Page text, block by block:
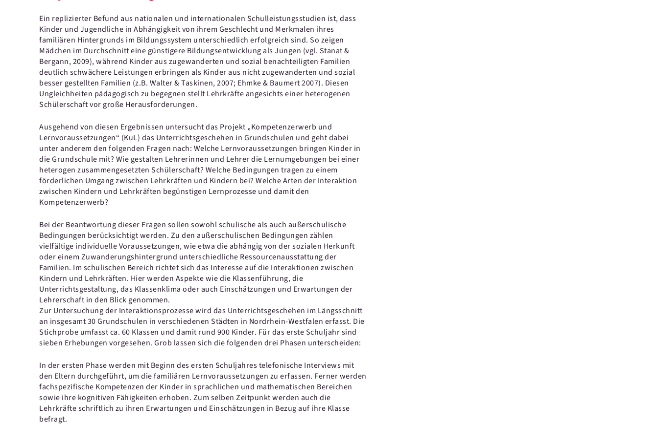
Ein replizierter Befund aus nationalen und internationalen Schulleistungsstudien ist, dass
Kinder und Jugendliche in Abhängigkeit von ihrem Geschlecht und Merkmalen ihres
familiären Hintergrunds im Bildungssystem unterschiedlich erfolgreich sind. So zeigen
Mädchen im Durchschnitt eine günstigere Bildungsentwicklung als Jungen (vgl. Stanat &
Bergann, 2009), während Kinder aus zugewanderten und sozial benachteiligten Familien
deutlich schwächere Leistungen erbringen als Kinder aus nicht zugewanderten und sozial
besser gestellten Familien (z.B. Walter & Taskinen, 2007; Ehmke & Baumert 2007). Diesen
Ungleichheiten pädagogisch zu begegnen stellt Lehrkräfte angesichts einer heterogenen
Schülerschaft vor große Herausforderungen.
Ausgehend von diesen Ergebnissen untersucht das Projekt „Kompetenzerwerb und
Lernvoraussetzungen“ (KuL) das Unterrichtsgeschehen in Grundschulen und geht dabei
unter anderem den folgenden Fragen nach: Welche Lernvoraussetzungen bringen Kinder in
die Grundschule mit? Wie gestalten Lehrerinnen und Lehrer die Lernumgebungen bei einer
heterogen zusammengesetzten Schülerschaft? Welche Bedingungen tragen zu einem
förderlichen Umgang zwischen Lehrkräften und Kindern bei? Welche Arten der Interaktion
zwischen Kindern und Lehrkräften begünstigen Lernprozesse und damit den
Kompetenzerwerb?
Bei der Beantwortung dieser Fragen sollen sowohl schulische als auch außerschulische
Bedingungen berücksichtigt werden. Zu den außerschulischen Bedingungen zählen
vielfältige individuelle Voraussetzungen, wie etwa die abhängig von der sozialen Herkunft
oder einem Zuwanderungshintergrund unterschiedliche Ressourcenausstattung der
Familien. Im schulischen Bereich richtet sich das Interesse auf die Interaktionen zwischen
Kindern und Lehrkräften. Hier werden Aspekte wie die Klassenführung, die
Unterrichtsgestaltung, das Klassenklima oder auch Einschätzungen und Erwartungen der
Lehrerschaft in den Blick genommen.
Zur Untersuchung der Interaktionsprozesse wird das Unterrichtsgeschehen im Längsschnitt
an insgesamt 30 Grundschulen in verschiedenen Städten in Nordrhein-Westfalen erfasst. Die
Stichprobe umfasst ca. 60 Klassen und damit rund 900 Kinder. Für das erste Schuljahr sind
sieben Erhebungen vorgesehen. Grob lassen sich die folgenden drei Phasen unterscheiden:
In der ersten Phase werden mit Beginn des ersten Schuljahres telefonische Interviews mit
den Eltern durchgeführt, um die familiären Lernvoraussetzungen zu erfassen. Ferner werden
fachspezifische Kompetenzen der Kinder in sprachlichen und mathematischen Bereichen
sowie ihre kognitiven Fähigkeiten erhoben. Zum selben Zeitpunkt werden auch die
Lehrkräfte schriftlich zu ihren Erwartungen und Einschätzungen in Bezug auf ihre Klasse
befragt.